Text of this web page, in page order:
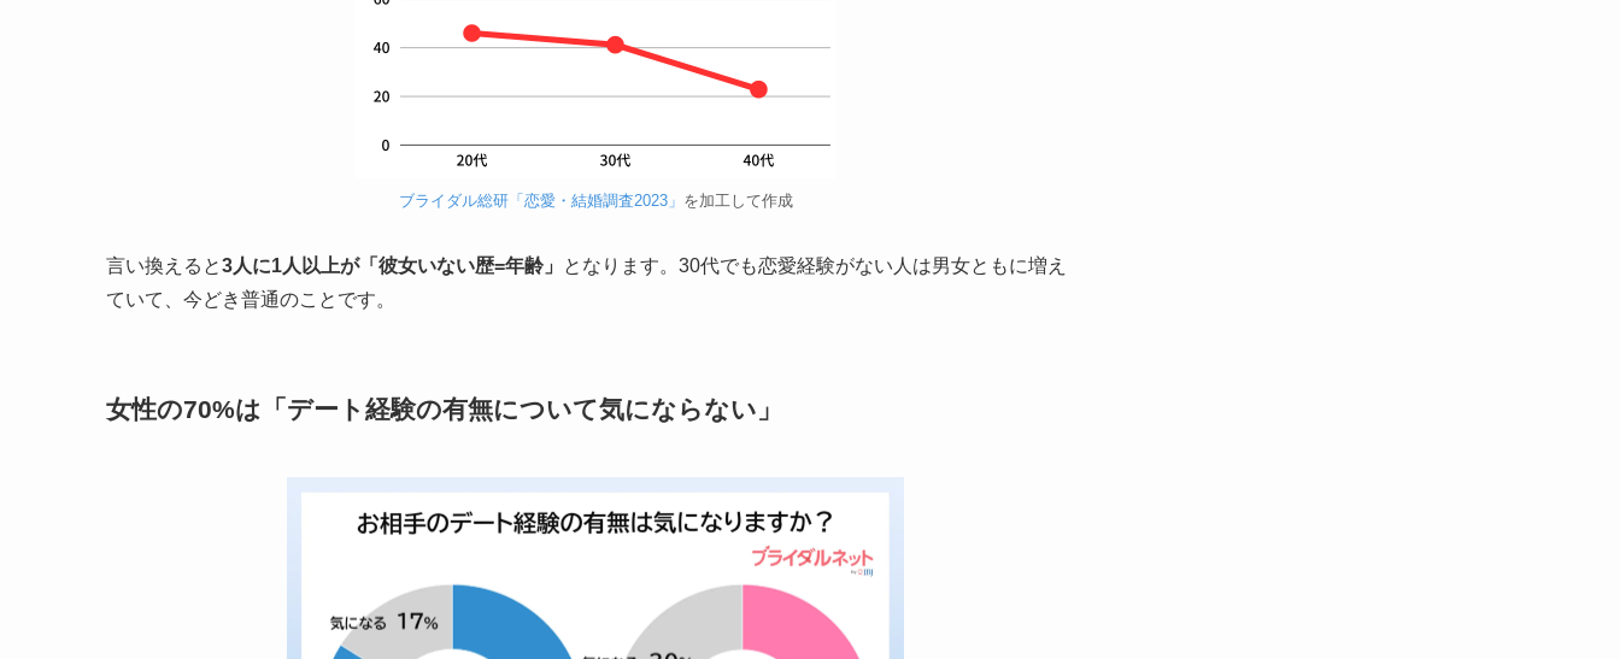
ブライダル総研「恋愛・結婚調査2023」 を加工して作成
言い換えると3人に1人以上が「彼女いない歴=年齢」
となります。30代でも恋愛経験がない人は男女ともに増え
ていて、今どき普通のことです。
女性の70%は「デート経験の有無について気にならない」